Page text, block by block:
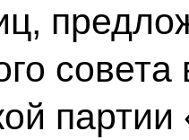
совета